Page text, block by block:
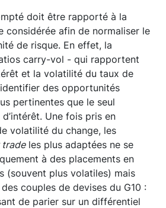
doit être rapporté à la
considérée afin de normaliser le
de risque. En effet, la
carry-vol - qui rapportent
et la volatilité du taux de
des opportunités
pertinentes que le seul
Une fois pris en
volatilité du change, les
les plus adaptées ne se
à des placements en
(souvent plus volatiles) mais
couples de devises du G10 :
de parier sur un différentiel